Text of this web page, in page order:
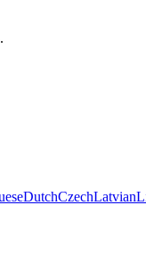
DutchCzechLatvian